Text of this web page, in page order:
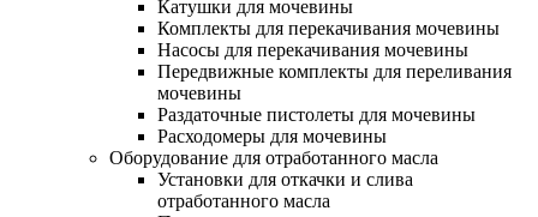
Катушки для мочевины
Комплекты для перекачивания мочевины
Насосы для перекачивания мочевины
Передвижные комплекты для переливания
мочевины
Раздаточные пистолеты для мочевины
Расходомеры для мочевины
Оборудование для отработанного масла
Установки для откачки и слива
отработанного масла